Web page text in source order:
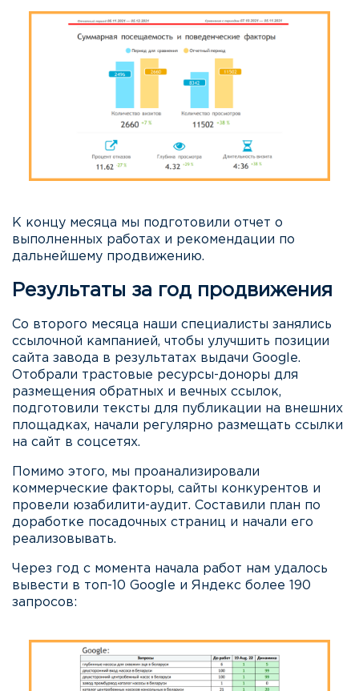
К концу месяца мы подготовили отчет о
выполненных работах и рекомендации по
дальнейшему продвижению.
Результаты за год продвижения
Со второго месяца наши специалисты занялись
ссылочной кампанией, чтобы улучшить позиции
сайта завода в результатах выдачи Google.
Отобрали трастовые ресурсы-доноры для
размещения обратных и вечных ссылок,
подготовили тексты для публикации на внешних
площадках, начали регулярно размещать ссылки
на сайт в соцсетях.
Помимо этого, мы проанализировали
коммерческие факторы, сайты конкурентов и
провели юзабилити-аудит. Составили план по
доработке посадочных страниц и начали его
реализовывать.
Через год с момента начала работ нам удалось
вывести в топ-10 Google и Яндекс более 190
запросов: